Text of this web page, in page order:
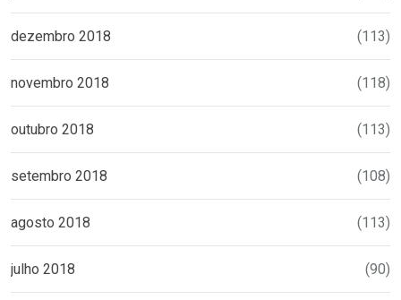
dezembro 2018 (113)
novembro 2018 (118)
outubro 2018 (113)
setembro 2018 (108)
agosto 2018 (113)
julho 2018 (90)